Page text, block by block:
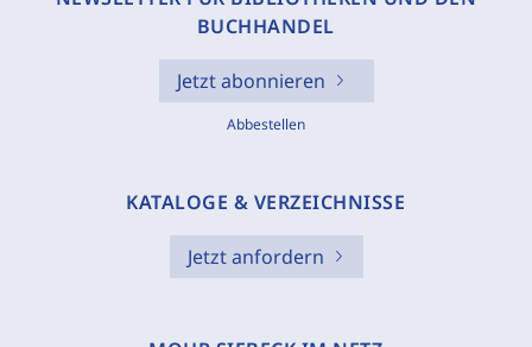
BUCHHANDEL
Jetzt abonnieren
Abbestellen
KATALOGE & VERZEICHNISSE
Jetzt anfordern